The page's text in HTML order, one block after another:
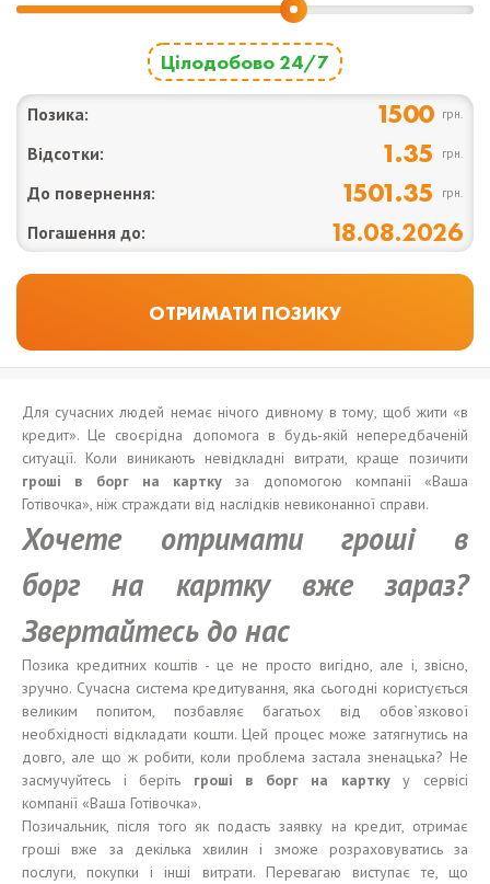
Цілодобово 24/7
Позика: 1500 грн.
Відсотки: 1.35 грн.
До повернення: 1501.35 грн.
Погашення до: 18.08.2026
Для сучасних людей немає нічого дивному в тому, щоб жити «в
кредит». Це своєрідна допомога в будь-якій непередбаченій
ситуації. Коли виникають невідкладні витрати, краще позичити
гроші в боргна картку за допомогою компанії «Ваша
Готівочка», ніж страждати від наслідків невиконанної справи.
Хочете отримати грошів
боргна картку вжезараз?
Звертайтесь донас
Позика кредитних коштів - це не просто вигідно, але і, звісно,
зручно. Сучасна система кредитування, яка сьогодні користується
великим попитом, позбавляє багатьох від обов`язкової
необхідності відкладати кошти. Цей процес може затягнутись на
довго, але що ж робити, коли проблема застала зненацька? Не
засмучуйтесь і беріть гроші в боргна карткуу сервісі
компанії «Ваша Готівочка».
Позичальник, після того як подасть заявку на кредит, отримає
гроші вже за декілька хвилин і зможе розраховуватись за
послуги, покупки і інші витрати. Перевагаю виступає те, що